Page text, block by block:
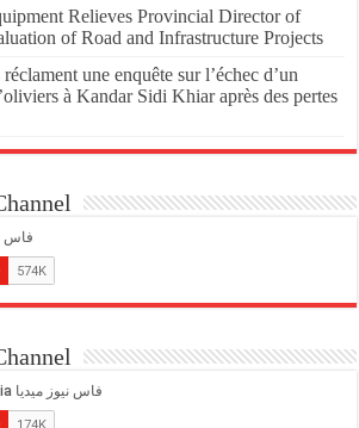
Relieves Provincial Director of
of Road and Infrastructure Projects
une enquête sur l’échec d’un
à Kandar Sidi Khiar après des pertes